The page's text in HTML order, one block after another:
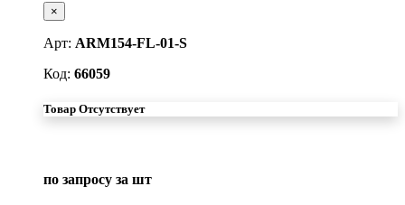
×
Арт: ARM154-FL-01-S
Код: 66059
Товар Отсутствует
по запросу за шт